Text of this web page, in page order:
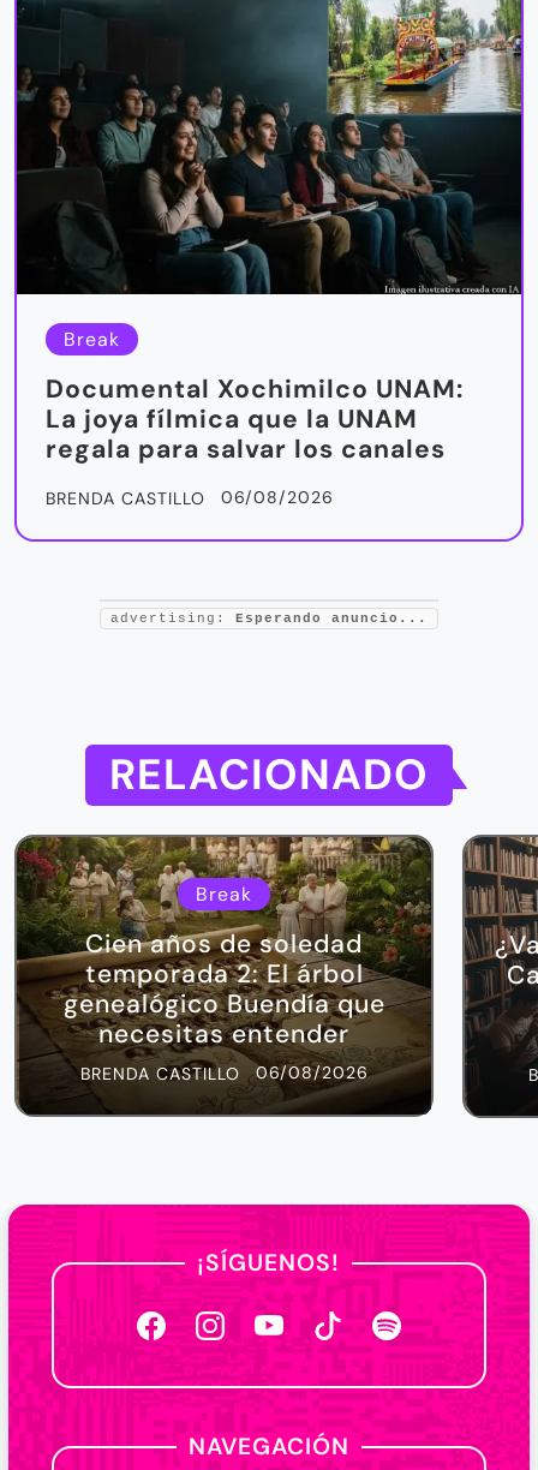
Break
Documental Xochimilco UNAM:
La joya fílmica que la UNAM
regala para salvar los canales
BRENDA CASTILLO 06/08/2026
advertising: Esperando anuncio...
RELACIONADO
Break
Cien años de soledad
temporada 2: El árbol
genealógico Buendía que
necesitas entender
BRENDA CASTILLO 06/08/2026
¡SÍGUENOS!
NAVEGACIÓN